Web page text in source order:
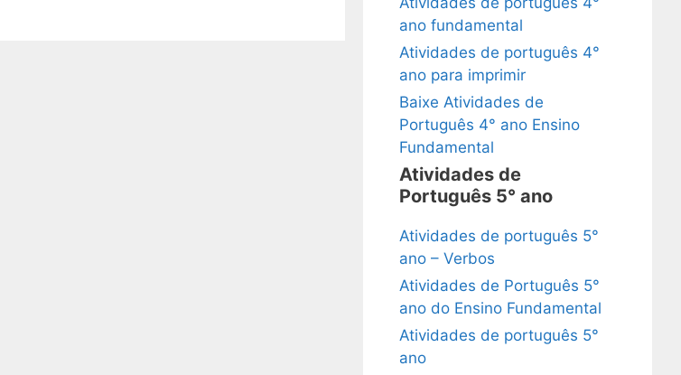
ano fundamental
Atividades de português 4°
ano para imprimir
Baixe Atividades de
Português 4° ano Ensino
Fundamental
Atividades de
Português 5° ano
Atividades de português 5°
ano – Verbos
Atividades de Português 5°
ano do Ensino Fundamental
Atividades de português 5°
ano